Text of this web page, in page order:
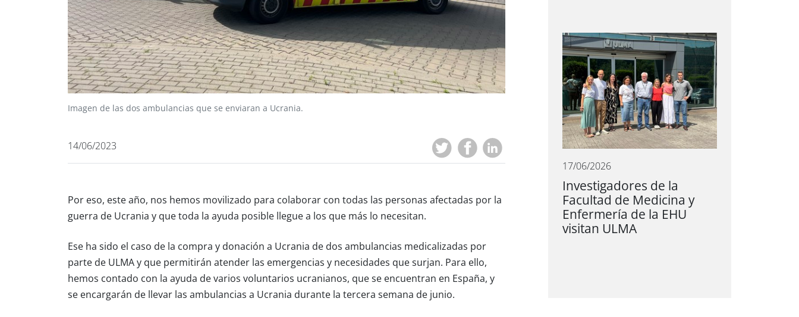
Imagen de las dos ambulancias que se enviaran a Ucrania.
14/06/2023
Por eso, este año, nos hemos movilizado para colaborar con todas las personas afectadas por la
guerra de Ucrania y que toda la ayuda posible llegue a los que más lo necesitan.
Ese ha sido el caso de la compra y donación a Ucrania de dos ambulancias medicalizadas por
parte de ULMA y que permitirán atender las emergencias y necesidades que surjan. Para ello,
hemos contado con la ayuda de varios voluntarios ucranianos, que se encuentran en España, y
se encargarán de llevar las ambulancias a Ucrania durante la tercera semana de junio.
17/06/2026
Investigadores de la
Facultad de Medicina y
Enfermería de la EHU
visitan ULMA